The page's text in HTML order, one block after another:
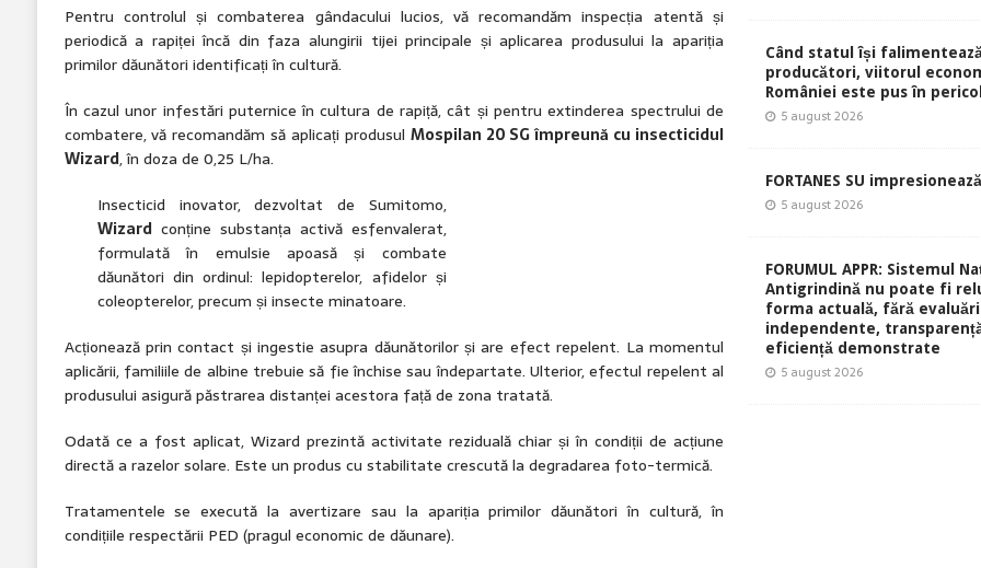
Pentru controlul și combaterea gândacului lucios, vă recomandăm inspecția atentă și
periodică a rapiței încă din faza alungirii tijei principale și aplicarea produsului la apariția
primilor dăunători identificați în cultură.
În cazul unor infestări puternice în cultura de rapiță, cât și pentru extinderea spectrului de
combatere, vă recomandăm să aplicați produsul Mospilan 20 SG împreună cu insecticidul
Wizard, în doza de 0,25 L/ha.
Insecticid inovator, dezvoltat de Sumitomo,
Wizardconține substanța activă esfenvalerat,
formulată în emulsie apoasă și combate
dăunători din ordinul: lepidopterelor, afidelor și
coleopterelor, precum și insecte minatoare.
Acționează prin contact și ingestie asupra dăunătorilor și are efect repelent. La momentul
aplicării, familiile de albine trebuie să fie închise sau îndepartate. Ulterior, efectul repelent al
produsului asigură păstrarea distanței acestora față de zona tratată.
Odată ce a fost aplicat, Wizard prezintă activitate reziduală chiar și în condiții de acțiune
directă a razelor solare. Este un produs cu stabilitate crescută la degradarea foto-termică.
Tratamentele se execută la avertizare sau la apariția primilor dăunători în cultură, în
condițiile respectării PED (pragul economic de dăunare).
Când statul își
producători, viitorul
României este pus în
5 august 2026
FORTANES SU
5 august 2026
FORUMUL APPR: Sistemul
Antigrindină nu poate fi
forma actuală, fără evaluări
independente,
eficiență demonstrate
5 august 2026